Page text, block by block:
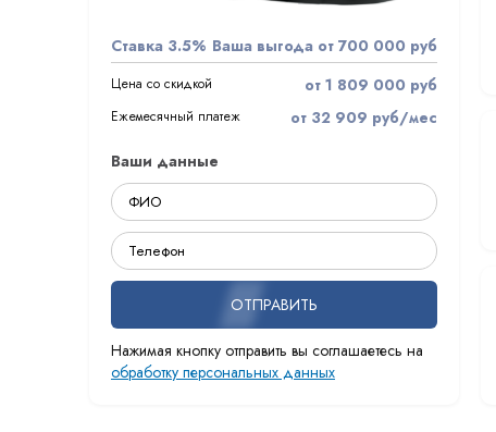
Ставка 3.5% Ваша выгода от 700 000 руб
Цена со скидкой от 1 809 000 руб
Ежемесячный платеж
от 32 909 руб/мес
Ваши данные
ОТПРАВИТЬ
Нажимая кнопку отправить вы соглашаетесь на
обработку персональных данных